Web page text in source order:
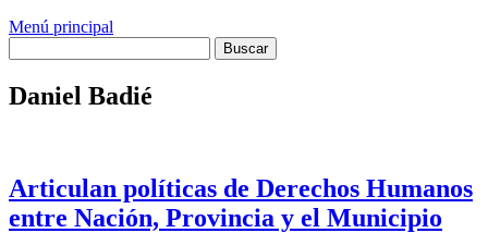
Menú principal
Daniel Badié
Articulan políticas de Derechos Humanos
entre Nación, Provincia y el Municipio